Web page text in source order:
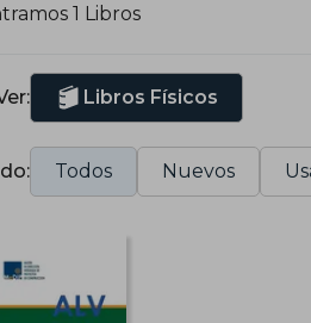
1 Libros
Libros Físicos
Todos Nuevos